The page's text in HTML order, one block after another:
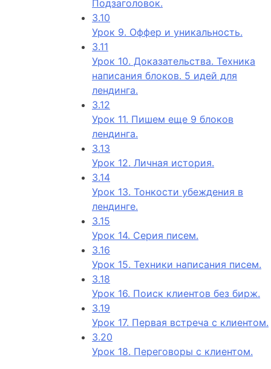
Подзаголовок.
3.10
Урок 9. Оффер и уникальность.
3.11
Урок 10. Доказательства. Техника
написания блоков. 5 идей для
лендинга.
3.12
Урок 11. Пишем еще 9 блоков
лендинга.
3.13
Урок 12. Личная история.
3.14
Урок 13. Тонкости убеждения в
лендинге.
3.15
Урок 14. Серия писем.
3.16
Урок 15. Техники написания писем.
3.18
Урок 16. Поиск клиентов без бирж.
3.19
Урок 17. Первая встреча с клиентом.
3.20
Урок 18. Переговоры с клиентом.